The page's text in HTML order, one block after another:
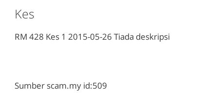
Kes
RM 428 Kes 1 2015-05-26 Tiada deskripsi
Sumber scam.my id:509